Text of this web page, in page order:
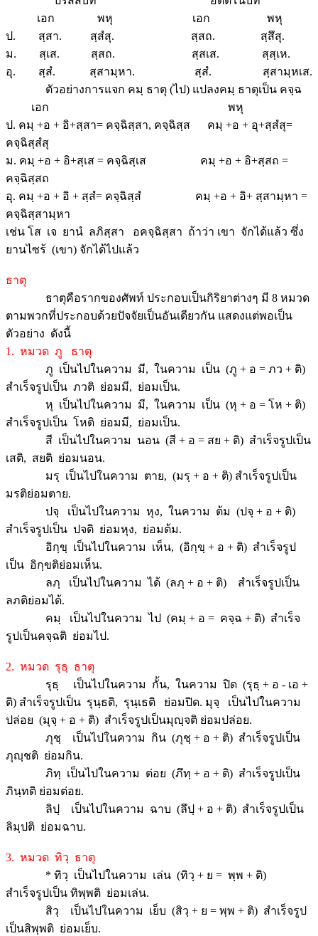
เอก พหุ เอก พหุ
ป. สฺสา. สฺสํสุ. สฺสถ. สฺสึสุ.
ม. สฺเส. สฺสถ. สฺสเส. สฺสฺเห.
อุ. สฺสํ. สฺสามฺหา. สฺสํ. สฺสามฺหเส.
ตัวอย่างการแจก คมฺ ธาตุ (ไป) แปลงคมฺ ธาตุเป็น คจฺฉ
เอก พหุ
ป. คมฺ +อ + อิ+สฺสา= คจฺฉิสฺสา, คจฺฉิสฺส คมฺ +อ + อุ+สฺสํสุ=
คจฺฉิสฺสํสุ
ม. คมฺ +อ + อิ+สฺเส = คจฺฉิสฺเส คมฺ +อ + อิ+สฺสถ =
คจฺฉิสฺสถ
อุ. คมฺ +อ + อิ + สฺสํ= คจฺฉิสฺสํ คมฺ +อ + อิ+ สฺสามฺหา =
คจฺฉิสฺสามฺหา
เช่น โส เจ ยานํ ลภิสฺสา อคจฺฉิสฺสา ถ้าว่า เขา จักได้แล้ว ซึ่ง
ยานไซร้ (เขา) จักได้ไปแล้ว
ธาตุ
ธาตุคือรากของศัพท์ ประกอบเป็นกิริยาต่างๆ มี 8 หมวด
ตามพวกที่ประกอบด้วยปัจจัยเป็นอันเดียวกัน แสดงแต่พอเป็น
ตัวอย่าง ดังนี้
1. หมวด ภู ธาตุ
ภู เป็นไปในความ มี, ในความ เป็น (ภู + อ = ภว + ติ)
สำเร็จรูปเป็น ภวติ ย่อมมี, ย่อมเป็น.
หุ เป็นไปในความ มี, ในความ เป็น (หุ + อ = โห + ติ)
สำเร็จรูปเป็น โหติ ย่อมมี, ย่อมเป็น.
สี เป็นไปในความ นอน (สี + อ = สย + ติ) สำเร็จรูปเป็น
เสติ, สยติ ย่อมนอน.
มรฺ เป็นไปในความ ตาย, (มรฺ + อ + ติ) สำเร็จรูปเป็น
มรติย่อมตาย.
ปจฺ เป็นไปในความ หุง, ในความ ต้ม (ปจฺ + อ + ติ)
สำเร็จรูปเป็น ปจติ ย่อมหุง, ย่อมต้ม.
อิกฺขฺ เป็นไปในความ เห็น, (อิกฺขฺ + อ + ติ) สำเร็จรูป
เป็น อิกฺขติย่อมเห็น.
ลภฺ เป็นไปในความ ได้ (ลภฺ + อ + ติ) สำเร็จรูปเป็น
ลภติย่อมได้.
คมฺ เป็นไปในความ ไป (คมฺ + อ = คจฺฉ + ติ) สำเร็จ
รูปเป็นคจฺฉติ ย่อมไป.
2. หมวด รุธฺ ธาตุ
รุธฺ เป็นไปในความ กั้น, ในความ ปิด (รุธฺ + อ - เอ +
ติ) สำเร็จรูปเป็น รุนฺธติ, รุนฺเธติ ย่อมปิด. มุจฺ เป็นไปในความ
ปล่อย (มุจฺ + อ + ติ) สำเร็จรูปเป็นมุญฺจติ ย่อมปล่อย.
ภุชฺ เป็นไปในความ กิน (ภุชฺ + อ + ติ) สำเร็จรูปเป็น
ภุญฺชติ ย่อมกิน.
ภิทฺ เป็นไปในความ ต่อย (ภึทฺ + อ + ติ) สำเร็จรูปเป็น
ภินฺทติ ย่อมต่อย.
ลิปฺ เป็นไปในความ ฉาบ (ลึปฺ + อ + ติ) สำเร็จรูปเป็น
ลิมฺปติ ย่อมฉาบ.
3. หมวด ทิวฺ ธาตุ
* ทิวฺ เป็นไปในความ เล่น (ทิวฺ + ย = พฺพ + ติ)
สำเร็จรูปเป็น ทิพฺพติ ย่อมเล่น.
สิวฺ เป็นไปในความ เย็บ (สิวฺ + ย = พฺพ + ติ) สำเร็จรูป
เป็นสิพฺพติ ย่อมเย็บ.